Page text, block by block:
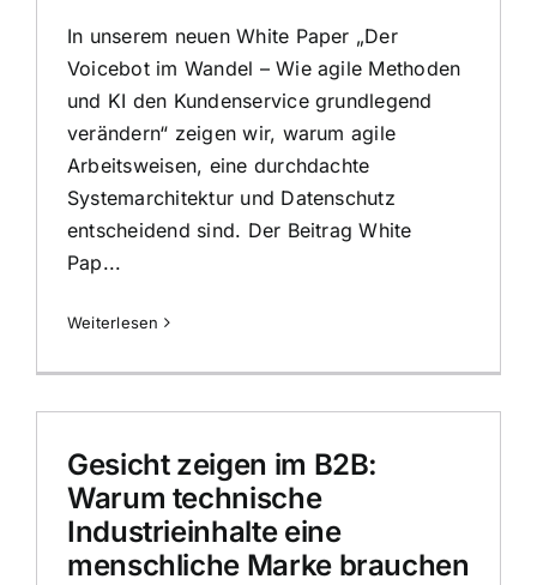
In unserem neuen White Paper „Der
Voicebot im Wandel – Wie agile Methoden
und KI den Kundenservice grundlegend
verändern“ zeigen wir, warum agile
Arbeitsweisen, eine durchdachte
Systemarchitektur und Datenschutz
entscheidend sind. Der Beitrag White
Pap...
Weiterlesen
Gesicht zeigen im B2B:
Warum technische
Industrieinhalte eine
menschliche Marke brauchen